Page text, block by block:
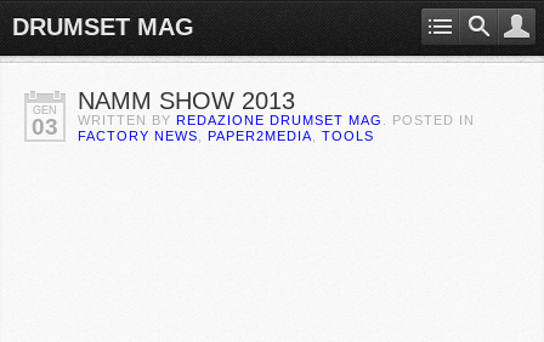
DRUMSET MAG
GEN
03
NAMM SHOW 2013
WRITTEN BY REDAZIONE DRUMSET MAG
. POSTED IN
FACTORY NEWS
PAPER2MEDIA TOOLS